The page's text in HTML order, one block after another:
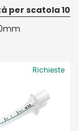
per scatola 10
Richieste